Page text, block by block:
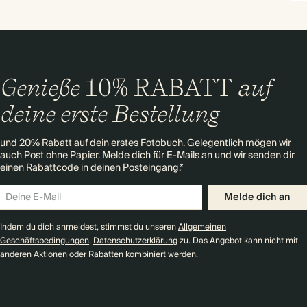
Genieße 10% RABATT auf
deine erste Bestellung
und 20% Rabatt auf dein erstes Fotobuch. Gelegentlich mögen wir
auch Post ohne Papier. Melde dich für E-Mails an und wir senden dir
einen Rabattcode in deinen Posteingang.*
Melde dich an
Indem du dich anmeldest, stimmst du unserenAllgemeinen
Geschäftsbedingungen,Datenschutzerklärungzu. Das Angebot kann nicht mit
anderen Aktionen oder Rabatten kombiniert werden.